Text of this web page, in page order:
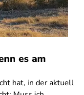
es am
hat, in der aktuell